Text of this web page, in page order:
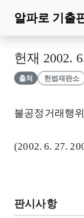
알파로 기출
헌재 2002.
출처 헌법재판소
불공정거래행
(2002. 6. 27.
판시사항